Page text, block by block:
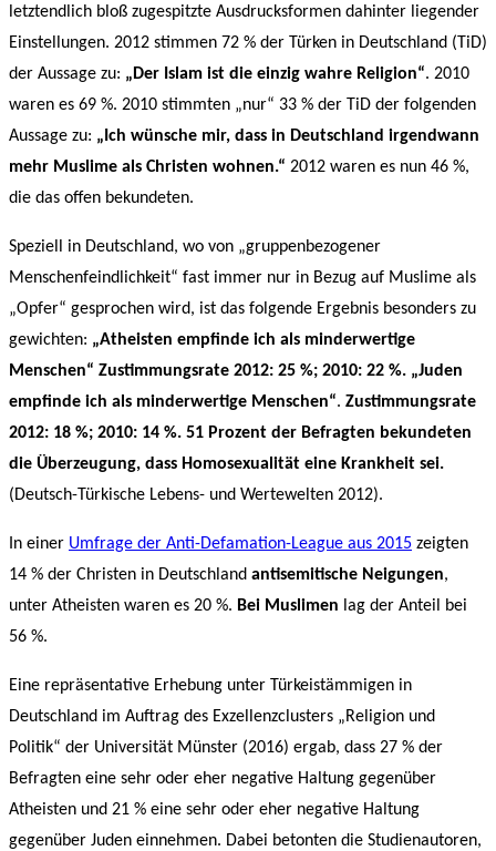
letztendlich bloß zugespitzte Ausdrucksformen dahinter liegender
Einstellungen. 2012 stimmen 72 % der Türken in Deutschland (TiD)
der Aussage zu: „Der Islam ist die einzig wahre Religion“. 2010
waren es 69 %. 2010 stimmten „nur“ 33 % der TiD der folgenden
Aussage zu: „Ich wünsche mir, dass in Deutschland irgendwann
mehr Muslime als Christen wohnen.“ 2012 waren es nun 46 %,
die das offen bekundeten.
Speziell in Deutschland, wo von „gruppenbezogener
Menschenfeindlichkeit“ fast immer nur in Bezug auf Muslime als
„Opfer“ gesprochen wird, ist das folgende Ergebnis besonders zu
gewichten: „Atheisten empfinde ich als minderwertige
Menschen“ Zustimmungsrate 2012: 25 %; 2010: 22 %. „Juden
empfinde ich als minderwertige Menschen“. Zustimmungsrate
2012: 18 %; 2010: 14 %. 51 Prozent der Befragten bekundeten
die Überzeugung, dass Homosexualität eine Krankheit sei.
(Deutsch-Türkische Lebens- und Wertewelten 2012).
In einer Umfrage der Anti-Defamation-League aus 2015 zeigten
14 % der Christen in Deutschland antisemitische Neigungen,
unter Atheisten waren es 20 %. Bei Muslimen lag der Anteil bei
56 %.
Eine repräsentative Erhebung unter Türkeistämmigen in
Deutschland im Auftrag des Exzellenzclusters „Religion und
Politik“ der Universität Münster (2016) ergab, dass 27 % der
Befragten eine sehr oder eher negative Haltung gegenüber
Atheisten und 21 % eine sehr oder eher negative Haltung
gegenüber Juden einnehmen. Dabei betonten die Studienautoren,